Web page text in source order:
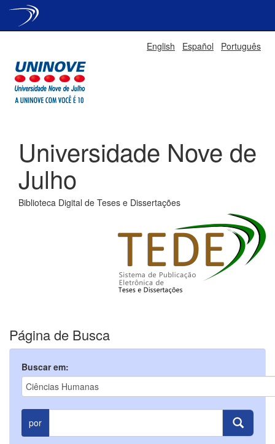
English Español Português
Universidade Nove de
Julho
Biblioteca Digital de Teses e Dissertações
Página de Busca
Buscar em:
por